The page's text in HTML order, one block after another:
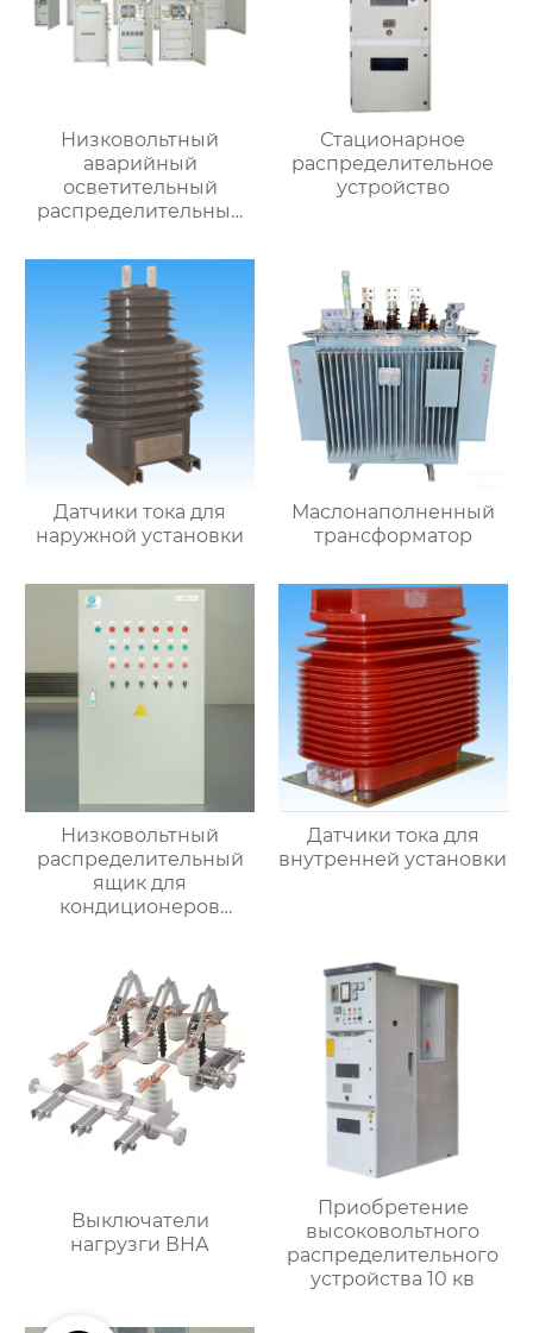
Низковольтный
аварийный
осветительный
распределительный
Стационарное
распределительное
устройство
Датчики тока для
наружной установки
Маслонаполненный
трансформатор
Низковольтный
распределительный
ящик для
кондиционеров
Датчики тока для
внутренней установки
Выключатели
нагрузги ВНА
Приобретение
высоковольтного
распределительного
устройства 10 кв